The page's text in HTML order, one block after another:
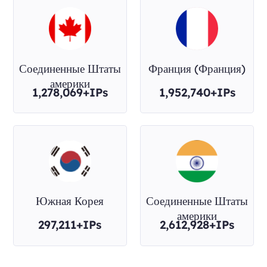
Соединенные Штаты
америки
1,278,069+IPs
Франция (Франция)
1,952,740+IPs
Южная Корея
297,211+IPs
Соединенные Штаты
америки
2,612,928+IPs